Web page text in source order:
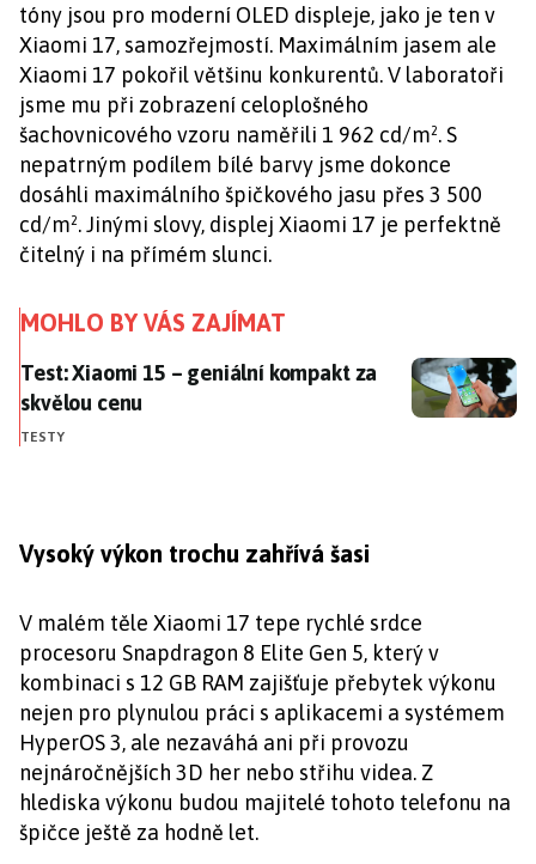
tóny jsou pro moderní OLED displeje, jako je ten v
Xiaomi 17, samozřejmostí. Maximálním jasem ale
Xiaomi 17 pokořil většinu konkurentů. V laboratoři
jsme mu při zobrazení celoplošného
šachovnicového vzoru naměřili 1 962 cd/m². S
nepatrným podílem bílé barvy jsme dokonce
dosáhli maximálního špičkového jasu přes 3 500
cd/m². Jinými slovy, displej Xiaomi 17 je perfektně
čitelný i na přímém slunci.
MOHLO BY VÁS ZAJÍMAT
Test: Xiaomi 15 – geniální kompakt za skvělou cenu
Test: Xiaomi 15 – geniální kompakt za
skvělou cenu
TESTY
Vysoký výkon trochu zahřívá šasi
V malém těle Xiaomi 17 tepe rychlé srdce
procesoru Snapdragon 8 Elite Gen 5, který v
kombinaci s 12 GB RAM zajišťuje přebytek výkonu
nejen pro plynulou práci s aplikacemi a systémem
HyperOS 3, ale nezaváhá ani při provozu
nejnáročnějších 3D her nebo střihu videa. Z
hlediska výkonu budou majitelé tohoto telefonu na
špičce ještě za hodně let.